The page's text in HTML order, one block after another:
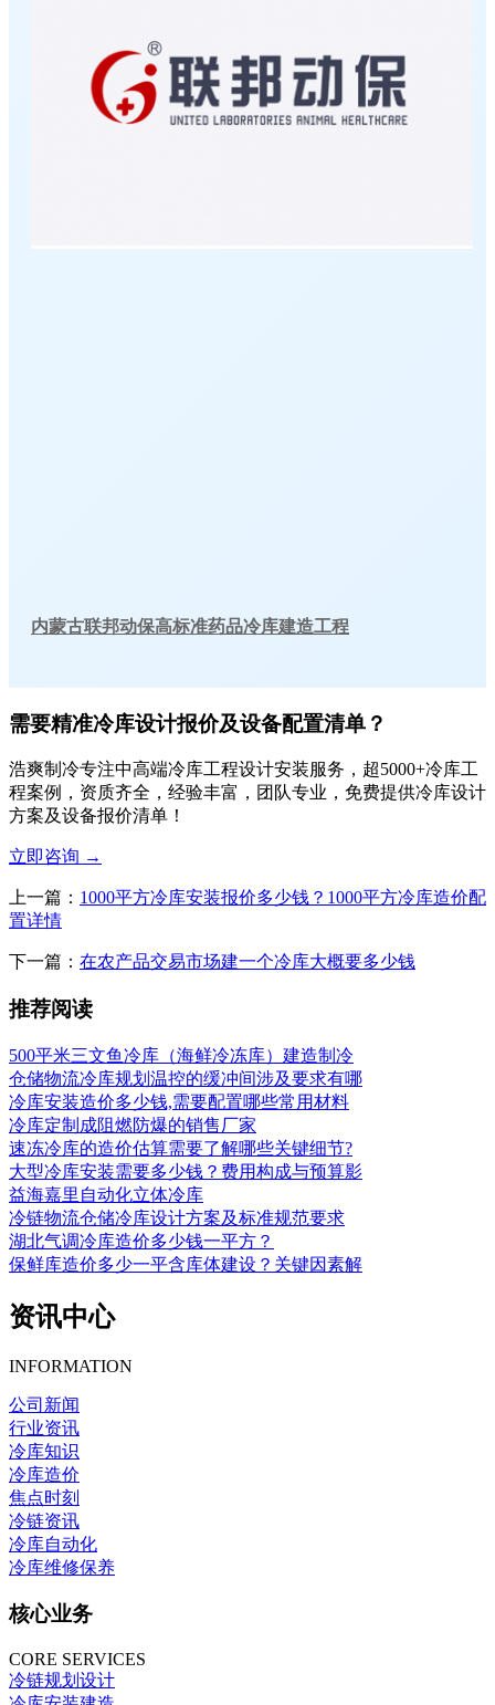
内蒙古联邦动保高标准药品冷库建造工程
需要精准冷库设计报价及设备配置清单？
浩爽制冷专注中高端冷库工程设计安装服务，超5000+冷库工
程案例，资质齐全，经验丰富，团队专业，免费提供冷库设计
方案及设备报价清单！
立即咨询 →
上一篇： 1000平方冷库安装报价多少钱？1000平方冷库造价配
置详情
下一篇： 在农产品交易市场建一个冷库大概要多少钱
推荐阅读
500平米三文鱼冷库（海鲜冷冻库）建造制冷
仓储物流冷库规划温控的缓冲间涉及要求有哪
冷库安装造价多少钱,需要配置哪些常用材料
冷库定制成阻燃防爆的销售厂家
速冻冷库的造价估算需要了解哪些关键细节?
大型冷库安装需要多少钱？费用构成与预算影
益海嘉里自动化立体冷库
冷链物流仓储冷库设计方案及标准规范要求
湖北气调冷库造价多少钱一平方？
保鲜库造价多少一平含库体建设？关键因素解
资讯中心
INFORMATION
公司新闻
行业资讯
冷库知识
冷库造价
焦点时刻
冷链资讯
冷库自动化
冷库维修保养
核心业务
CORE SERVICES
冷链规划设计